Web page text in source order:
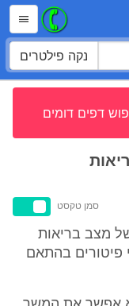
נקה פילטרים
דפים דומים
סמן טקסט
מצב בריאות
פיטורים בהתאם